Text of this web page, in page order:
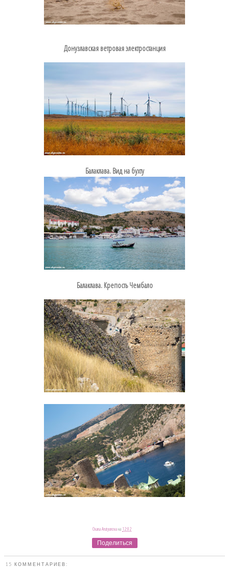
Донузлавская ветровая электростанция
Балаклава. Вид на бухту
Балаклава. Крепость Чембало
Oxana Arutyunovaна 12:02
Поделиться
15 КОММЕНТАРИЕВ: